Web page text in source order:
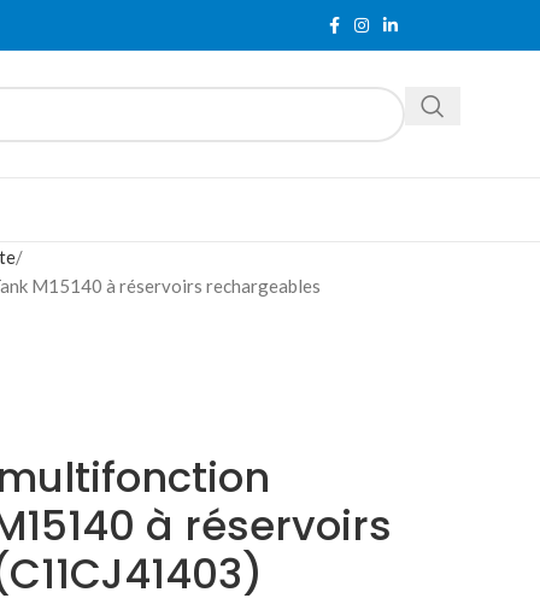
M15140 à réservoirs rechargeables
à réservoirs